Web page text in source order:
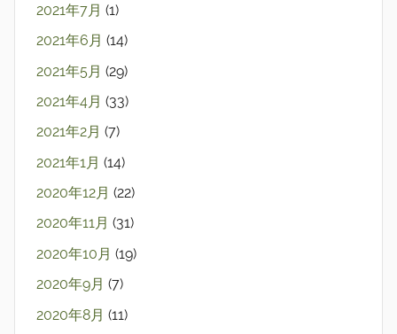
2021年7月 (1)
2021年6月 (14)
2021年5月 (29)
2021年4月 (33)
2021年2月 (7)
2021年1月 (14)
2020年12月 (22)
2020年11月 (31)
2020年10月 (19)
2020年9月 (7)
2020年8月 (11)